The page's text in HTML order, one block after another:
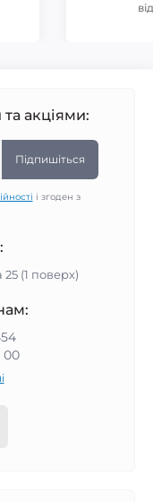
акціями:
Підпишіться
і згоден з
(1 поверх)
00